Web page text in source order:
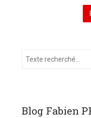
Blog Fabien